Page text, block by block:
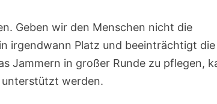
Geben wir den Menschen nicht die
irgendwann Platz und beeinträchtigt die
Jammern in großer Runde zu pflegen,
unterstützt werden.